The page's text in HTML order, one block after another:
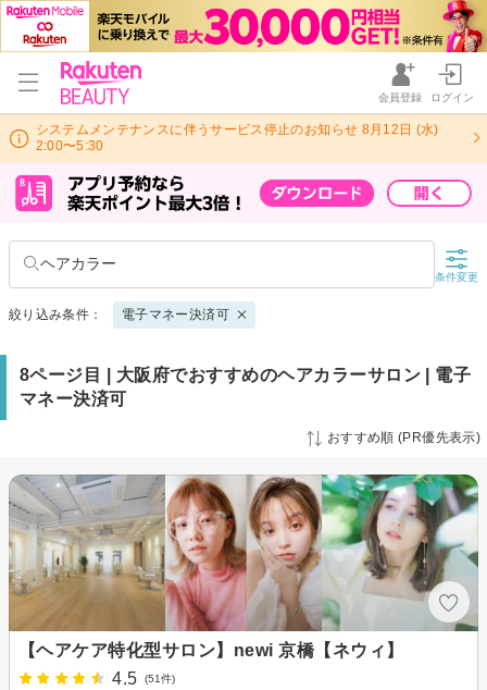
会員登録 ログイン
システムメンテナンスに伴うサービス停止のお知らせ 8月12日 (水)
2:00〜5:30
ヘアカラー
条件変更
絞り込み条件： 電子マネー決済可
8ページ目 | 大阪府でおすすめのヘアカラーサロン | 電子
マネー決済可
おすすめ順 (PR優先表示)
【ヘアケア特化型サロン】newi 京橋【ネウィ】
4.5
(51件)